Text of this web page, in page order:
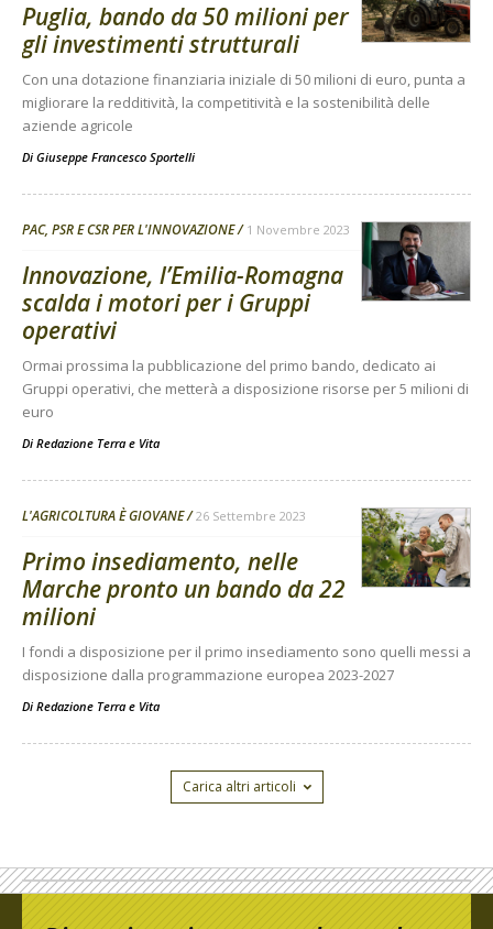
Puglia, bando da 50 milioni per
gli investimenti strutturali
Con una dotazione finanziaria iniziale di 50 milioni di euro, punta a
migliorare la redditività, la competitività e la sostenibilità delle
aziende agricole
Di Giuseppe Francesco Sportelli
PAC, PSR E CSR PER L'INNOVAZIONE 1 Novembre 2023
Innovazione, l’Emilia-Romagna
scalda i motori per i Gruppi
operativi
Ormai prossima la pubblicazione del primo bando, dedicato ai
Gruppi operativi, che metterà a disposizione risorse per 5 milioni di
euro
Di Redazione Terra e Vita
L'AGRICOLTURA È GIOVANE 26 Settembre 2023
Primo insediamento, nelle
Marche pronto un bando da 22
milioni
I fondi a disposizione per il primo insediamento sono quelli messi a
disposizione dalla programmazione europea 2023-2027
Di Redazione Terra e Vita
Carica altri articoli